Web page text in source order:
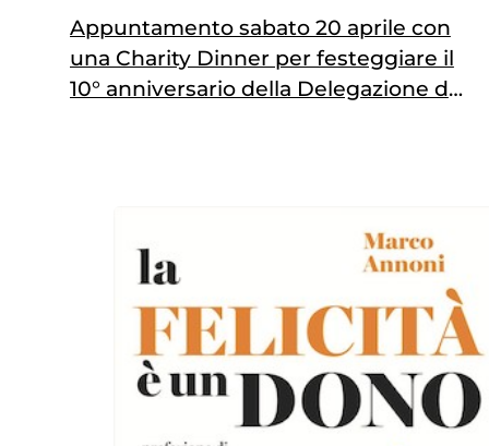
Appuntamento sabato 20 aprile con
una Charity Dinner per festeggiare il
10° anniversario della Delegazione di